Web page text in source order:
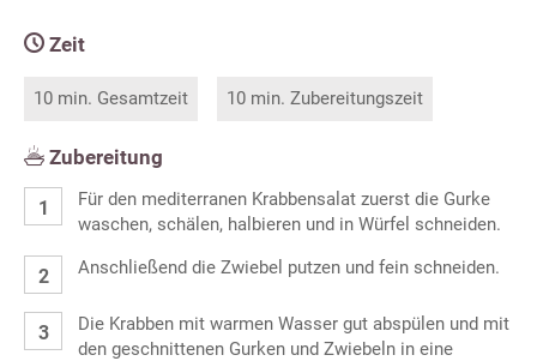
Zeit
10 min. Gesamtzeit 10 min. Zubereitungszeit
Zubereitung
Für den mediterranen Krabbensalat zuerst die Gurke
waschen, schälen, halbieren und in Würfel schneiden.
Anschließend die Zwiebel putzen und fein schneiden.
Die Krabben mit warmen Wasser gut abspülen und mit
den geschnittenen Gurken und Zwiebeln in eine